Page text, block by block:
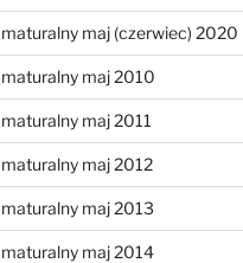
maj (czerwiec) 2020
maj 2010
maj 2011
maj 2012
maj 2013
maj 2014